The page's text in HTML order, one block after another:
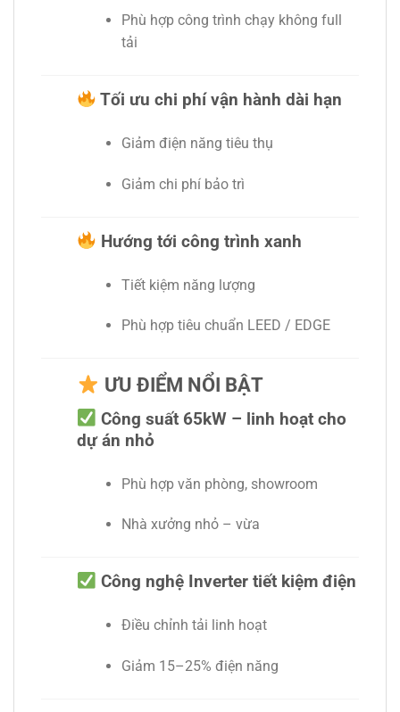
Phù hợp công trình chạy không full
tải
Tối ưu chi phí vận hành dài hạn
Giảm điện năng tiêu thụ
Giảm chi phí bảo trì
Hướng tới công trình xanh
Tiết kiệm năng lượng
Phù hợp tiêu chuẩn LEED / EDGE
ƯU ĐIỂM NỔI BẬT
Công suất 65kW – linh hoạt cho
dự án nhỏ
Phù hợp văn phòng, showroom
Nhà xưởng nhỏ – vừa
Công nghệ Inverter tiết kiệm điện
Điều chỉnh tải linh hoạt
Giảm 15–25% điện năng